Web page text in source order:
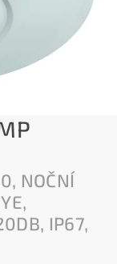
NOČNÍ
IP67,